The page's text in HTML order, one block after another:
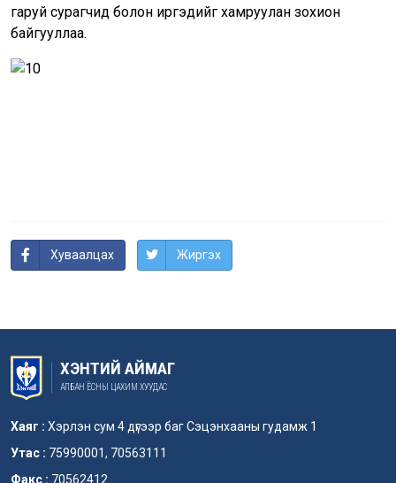
гаруй сурагчид болон иргэдийг хамруулан зохион
байгууллаа.
Хуваалцах Жиргэх
ХЭНТИЙ АЙМАГ
АЛБАН ЁСНЫ ЦАХИМ ХУУДАС
Хаяг : Хэрлэн сум 4 дүгээр баг Сэцэнхааны гудамж 1
Утас : 75990001, 70563111
Факс : 70562412